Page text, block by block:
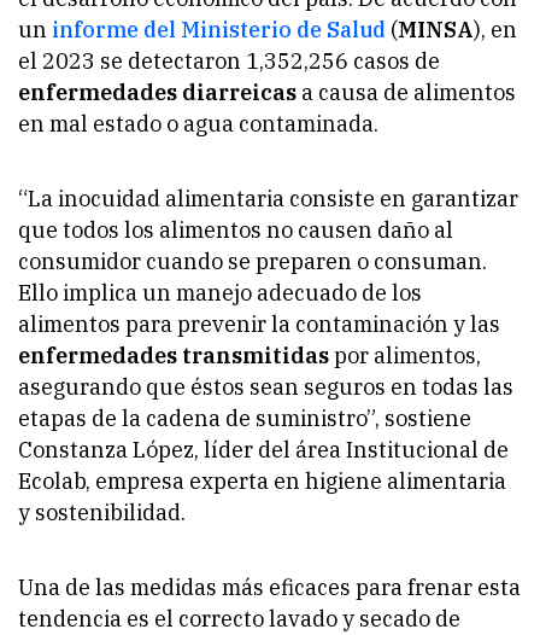
un informe del Ministerio de Salud (MINSA), en
el 2023 se detectaron 1,352,256 casos de
enfermedades diarreicas a causa de alimentos
en mal estado o agua contaminada.
“La inocuidad alimentaria consiste en garantizar
que todos los alimentos no causen daño al
consumidor cuando se preparen o consuman.
Ello implica un manejo adecuado de los
alimentos para prevenir la contaminación y las
enfermedades transmitidaspor alimentos,
asegurando que éstos sean seguros en todas las
etapas de la cadena de suministro”, sostiene
Constanza López, líder del área Institucional de
Ecolab, empresa experta en higiene alimentaria
y sostenibilidad.
Una de las medidas más eficaces para frenar esta
tendencia es el correcto lavado y secado de